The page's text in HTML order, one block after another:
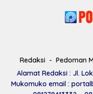
Redaksi Pedoman
Alamat Redaksi : Jl.
Mukomuko email :